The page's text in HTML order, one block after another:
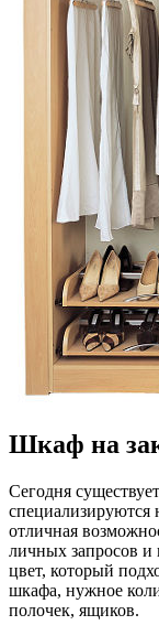
Шкаф на
Сегодня
специализируются
отличная
личных запросов и
цвет, который
шкафа, нужное
полочек, ящиков.